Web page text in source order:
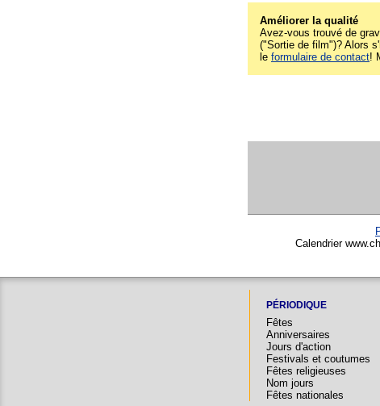
Améliorer la qualité
Avez-vous trouvé de
("Sortie de film")? Alors
le formulaire de contact!
Calendrier
PÉRIODIQUE
Fêtes
Anniversaires
Jours d'action
Festivals et coutumes
Fêtes religieuses
Nom jours
Fêtes nationales